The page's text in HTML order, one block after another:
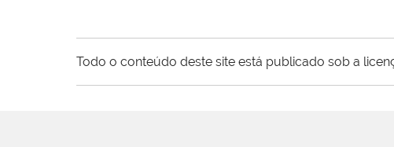
Todo o conteúdo deste site está publicado sob a